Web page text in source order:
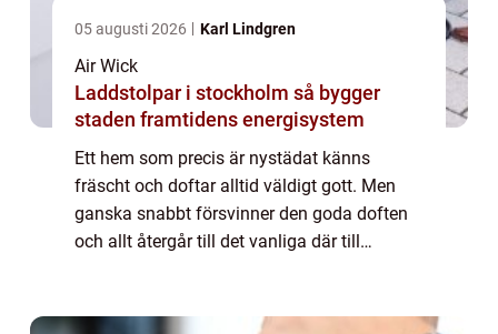
05 augusti 2026 Karl Lindgren
Air Wick
Laddstolpar i stockholm så bygger
staden framtidens energisystem
Ett hem som precis är nystädat känns
fräscht och doftar alltid väldigt gott. Men
ganska snabbt försvinner den goda doften
och allt återgår till det vanliga där till